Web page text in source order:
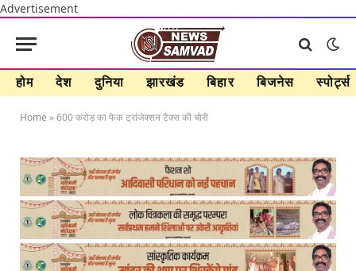
Advertisement
होम देश दुनिया झारखंड बिहार बिजनेस स्पोर्ट्स
Home »600 करोड़ का फेक ट्रांजेक्शन टैक्स की चोरी